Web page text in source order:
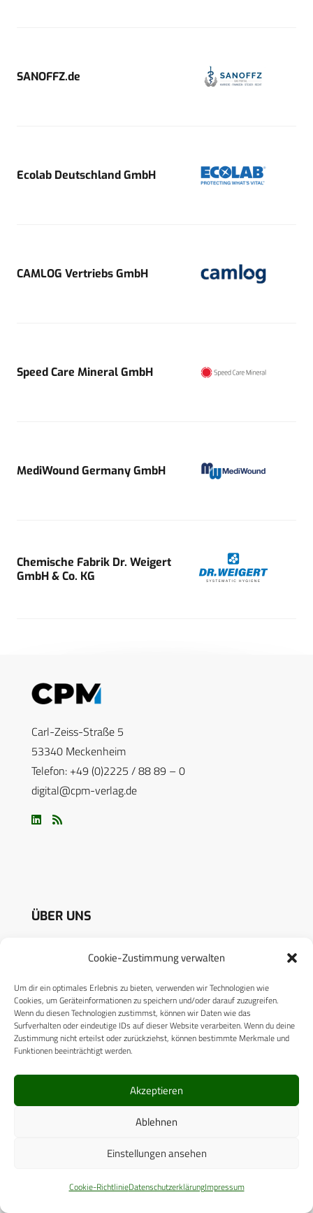
Cookie-Zustimmung verwalten
Um dir ein optimales Erlebnis zu bieten, verwenden wir Technologien wie
Cookies, um Geräteinformationen zu speichern und/oder darauf zuzugreifen.
Wenn du diesen Technologien zustimmst, können wir Daten wie das
Surfverhalten oder eindeutige IDs auf dieser Website verarbeiten. Wenn du deine
Zustimmung nicht erteilst oder zurückziehst, können bestimmte Merkmale und
Funktionen beeinträchtigt werden.
Akzeptieren
Ablehnen
Einstellungen ansehen
Cookie-RichtlinieDatenschutzerklärungImpressum
SANOFFZ.de
Ecolab Deutschland GmbH
CAMLOG Vertriebs GmbH
Speed Care Mineral GmbH
MediWound Germany GmbH
Chemische Fabrik Dr. Weigert
GmbH & Co. KG
Carl-Zeiss-Straße 5
53340 Meckenheim
Telefon: +49 (0)2225 / 88 89 – 0
digital@cpm-verlag.de
ÜBER UNS
CPM VERLAG
CPM EVENTS
KONTAKT
AUTORENHINWEISE